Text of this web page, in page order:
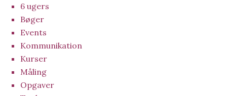
6 ugers
Bøger
Events
Kommunikation
Kurser
Måling
Opgaver